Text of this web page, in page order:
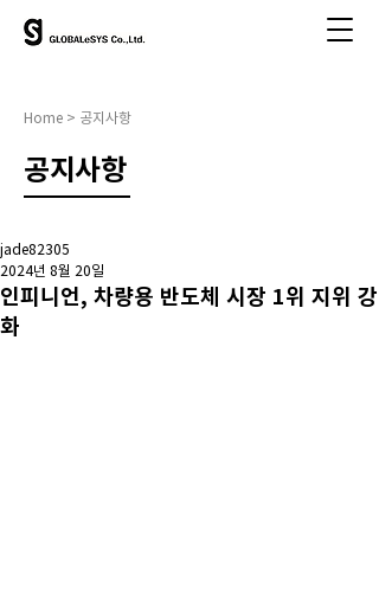
인피니언, 차량용 반도체 시장 1위 지위 강
화
jade82305
2024년 8월 20일
Home > 공지사항
​공지사항